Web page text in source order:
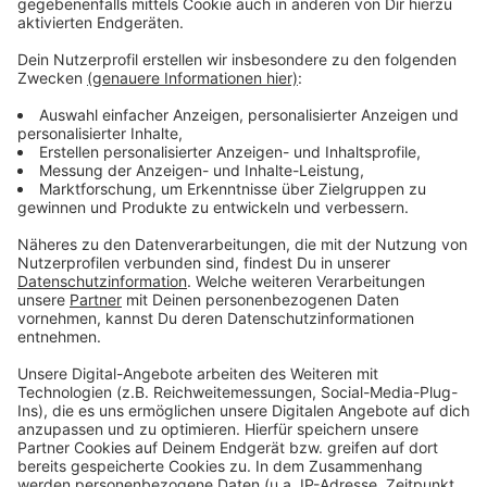
Anzeige
Was macht der Künstler eigentlich, wenn er nicht auf
der Bühne oder vor der Kamera steht? Hier erfahren
wir es. Im Podcast "Wat ne Woche" erzählt Atze
Schröder die schönsten Geschichten, die lustigsten
Anekdoten, intime Geständnisse und haut natürlich
seine Lieblingspromis in die Pfanne, so wie wir ihn
kennen und lieben. Atze Schröder und sein ganz
persönlicher Wochenrückblick - so privat wie noch nie,
so lustig wie immer.
Anzeige